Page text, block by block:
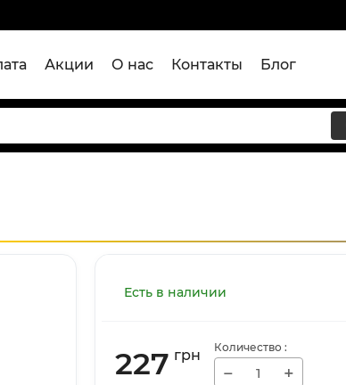
Акции О нас Контакты Блог
Есть в наличии
227 грн Количество :
− +